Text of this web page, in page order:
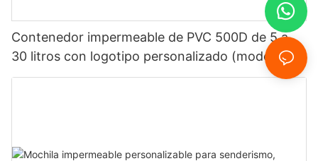
Contenedor impermeable de PVC 500D de 5 a
30 litros con logotipo personalizado (modelo
2026).